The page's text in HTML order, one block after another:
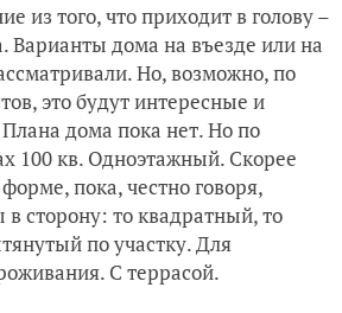
из того, что приходит в голову –
Варианты дома на въезде или на
Но, возможно, по
это будут интересные и
дома пока нет. Но по
100 кв. Одноэтажный. Скорее
пока, честно говоря,
в сторону: то квадратный, то
по участку. Для
С террасой.